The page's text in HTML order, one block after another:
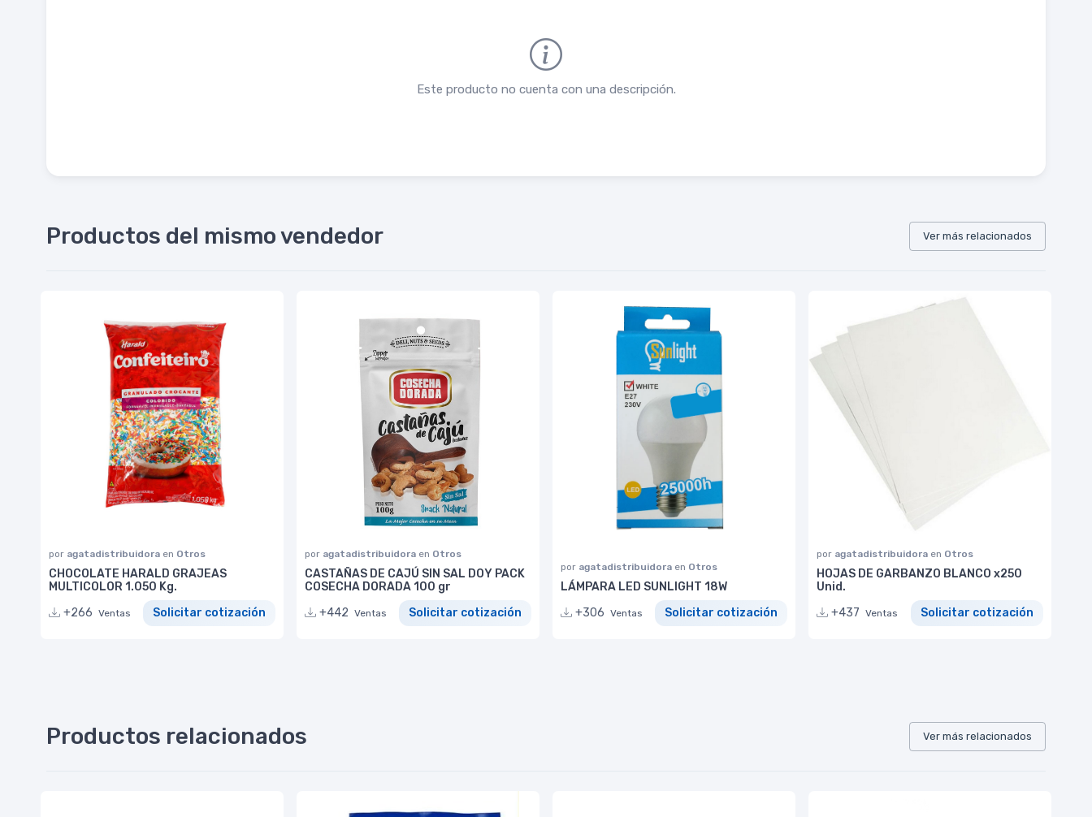
Este producto no cuenta con una descripción.
Productos del mismo vendedor Ver más relacionados
por agatadistribuidora en Otros
CHOCOLATE HARALD GRAJEAS
MULTICOLOR 1.050 Kg.
+266 Ventas Solicitar cotización
por agatadistribuidora en Otros
CASTAÑAS DE CAJÚ SIN SAL DOY PACK
COSECHA DORADA 100 gr
+442 Ventas Solicitar cotización
por agatadistribuidora en Otros
LÁMPARA LED SUNLIGHT 18W
+306 Ventas Solicitar cotización
por agatadistribuidora en Otros
HOJAS DE GARBANZO BLANCO x250
Unid.
+437 Ventas Solicitar cotización
Productos relacionados Ver más relacionados